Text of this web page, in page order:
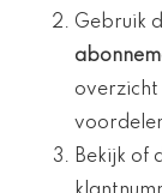
Gebruik
Bekijk of